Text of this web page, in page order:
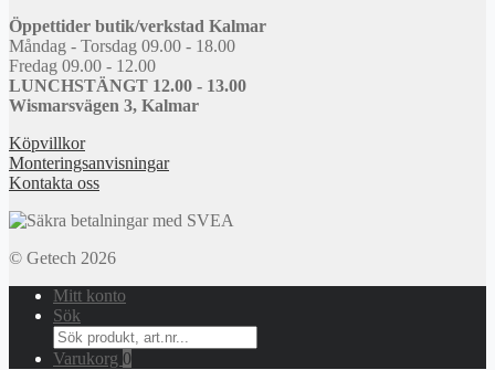
Öppettider butik/verkstad Kalmar
Måndag - Torsdag 09.00 - 18.00
Fredag 09.00 - 12.00
LUNCHSTÄNGT 12.00 - 13.00
Wismarsvägen 3, Kalmar
Köpvillkor
Monteringsanvisningar
Kontakta oss
© Getech 2026
Mitt konto
Sök
Search
for:
Varukorg 0